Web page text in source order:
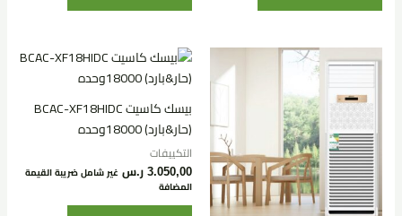
بيسك كاسيت BCAC-XF18HIDC
(حار&بارد) 18000وحده
التكييفات
3.050,00 ر.س غير شامل ضريبة القيمة
المضافة